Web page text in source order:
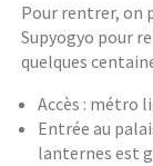
Pour rentrer, on
Supyogyo pour
quelques
Accès : métro
Entrée au
lanternes est